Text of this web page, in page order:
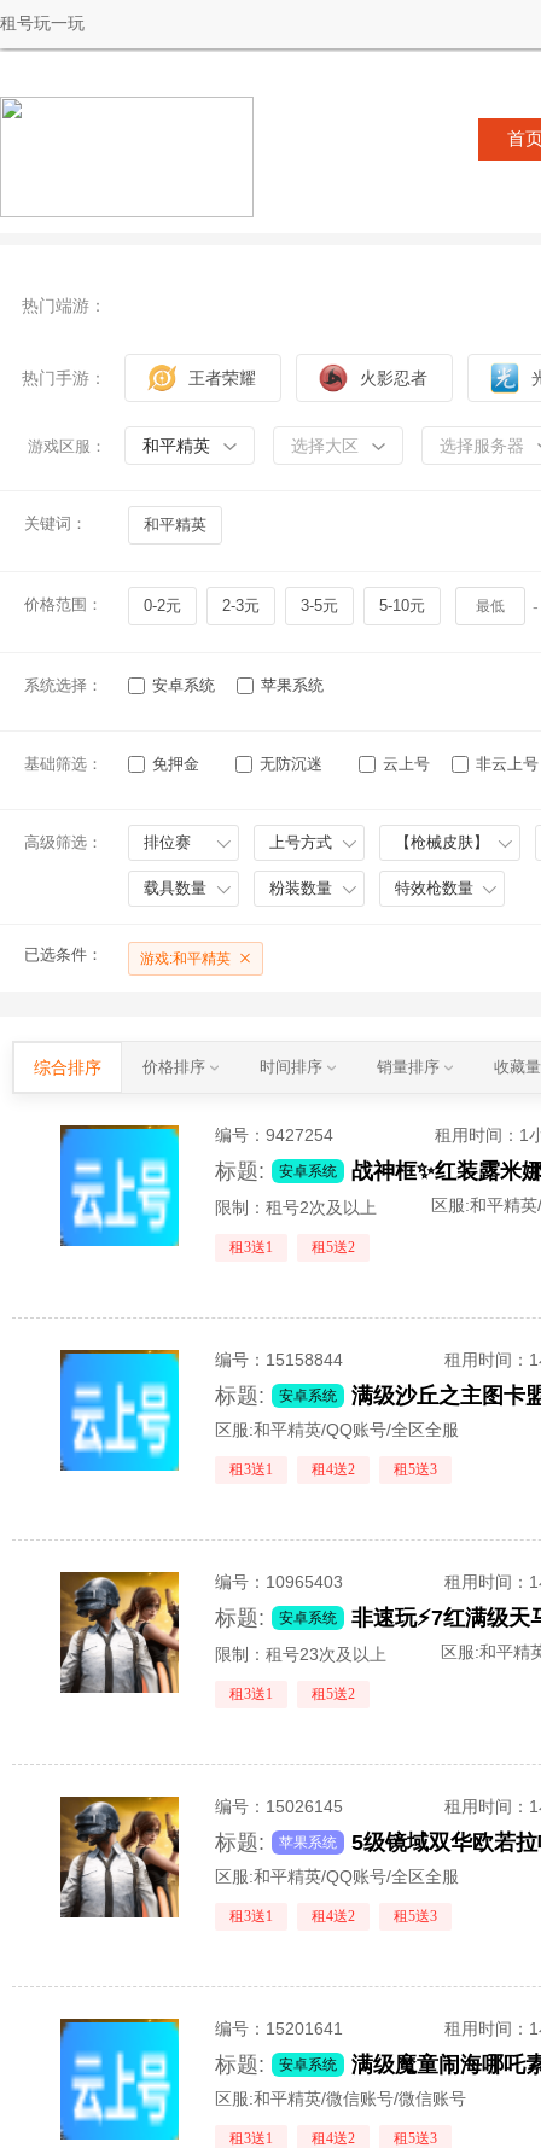
租号玩一玩
首
热门端游：
热门手游： 王者荣耀 火影忍者
游戏区服： 和平精英 选择大区 选择服务器
关键词： 和平精英
价格范围： 0-2元 2-3元 3-5元 5-10元 -
系统选择： 安卓系统 苹果系统
基础筛选： 免押金 无防沉迷 云上号 非云上号
高级筛选： 排位赛 上号方式 【枪械皮肤】
载具数量 粉装数量 特效枪数量
已选条件： 游戏:和平精英
综合排序 价格排序 时间排序 销量排序 收藏
编号：9427254 租用时间 ：1
标题: 安卓系统
限制：租号2次及以上 区服:和平精
租3送1 租5送2
编号： 15158844 租用时间 ：
标题: 安卓系统
区服:和平精英/QQ账号/全区全服
租3送1 租4送2 租5送3
编号： 10965403 租用时间 ：
标题: 安卓系统
限制：租号23次及以上 区服:和平精
租3送1 租5送2
编号： 15026145 租用时间 ：
标题: 苹果系统
区服:和平精英/QQ账号/全区全服
租3送1 租4送2 租5送3
编号： 15201641 租用时间 ：
标题: 安卓系统
区服:和平精英/微信账号/微信账号
租3送1 租4送2 租5送3